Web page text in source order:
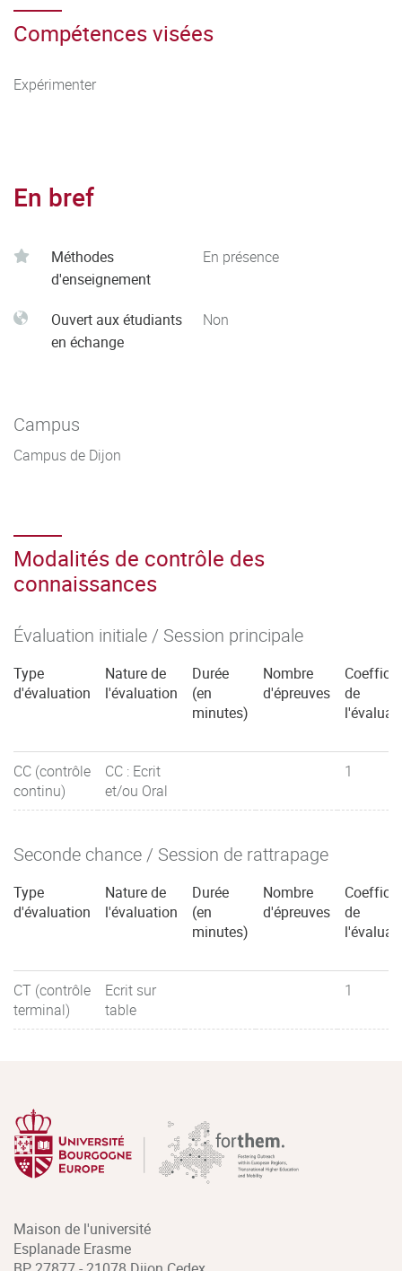
Compétences visées
Expérimenter
En bref
Méthodes
d'enseignement
En présence
Ouvert aux étudiants
en échange
Non
Campus
Campus de Dijon
Modalités de contrôle des
connaissances
Évaluation initiale / Session principale
Type
d'évaluation
Nature de
l'évaluation
Durée
(en
minutes)
Nombre
d'épreuves
de
CC (contrôle
continu)
CC : Ecrit
et/ou Oral
1
Seconde chance / Session de rattrapage
Type
d'évaluation
Nature de
l'évaluation
Durée
(en
minutes)
Nombre
d'épreuves
de
CT (contrôle
terminal)
Ecrit sur
table
1
Maison de l'université
Esplanade Erasme